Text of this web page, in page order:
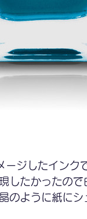
ージしたインク
したかったの
のように紙にシ